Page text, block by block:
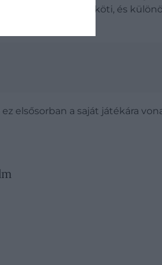
is sok erős emlék köti, és
elsősorban a saját játékára